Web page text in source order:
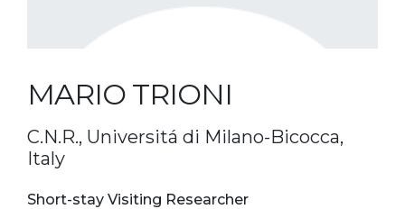
MARIO TRIONI
C.N.R., Universitá di Milano-Bicocca,
Italy
Short-stay Visiting Researcher